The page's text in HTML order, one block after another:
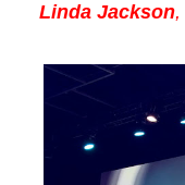
Linda Jackson